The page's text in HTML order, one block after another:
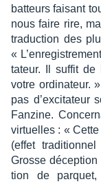
batteurs faisant
nous faire rire,
traduc­tion des
«
ta­teur. Il suffit de
votre ordi­na­teur.
pas d’ex­ci­ta­teur
Fan­zine.
virtuelles : «
(effet
Grosse
tion de